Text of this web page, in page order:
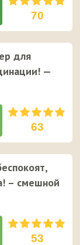
70
для
—
63
– смешной
53